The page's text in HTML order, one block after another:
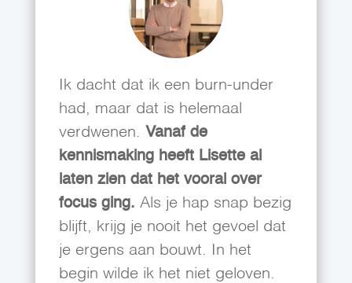
Ik dacht dat ik een burn-under
had, maar dat is helemaal
verdwenen. Vanaf de
kennismaking heeft Lisette al
laten zien dat het vooral over
focus ging. Als je hap snap bezig
blijft, krijg je nooit het gevoel dat
je ergens aan bouwt. In het
begin wilde ik het niet geloven.